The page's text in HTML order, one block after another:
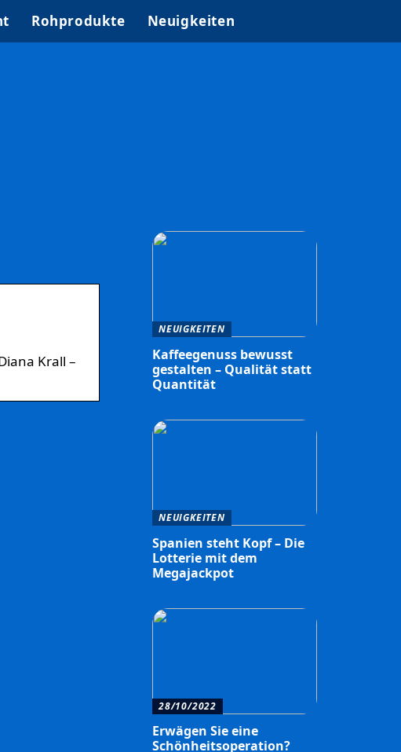
Rohprodukte Neuigkeiten
Krall –
NEUIGKEITEN
Kaffeegenuss bewusst
gestalten – Qualität statt
Quantität
NEUIGKEITEN
Spanien steht Kopf – Die
Lotterie mit dem
Megajackpot
28/10/2022
Erwägen Sie eine
Schönheitsoperation?